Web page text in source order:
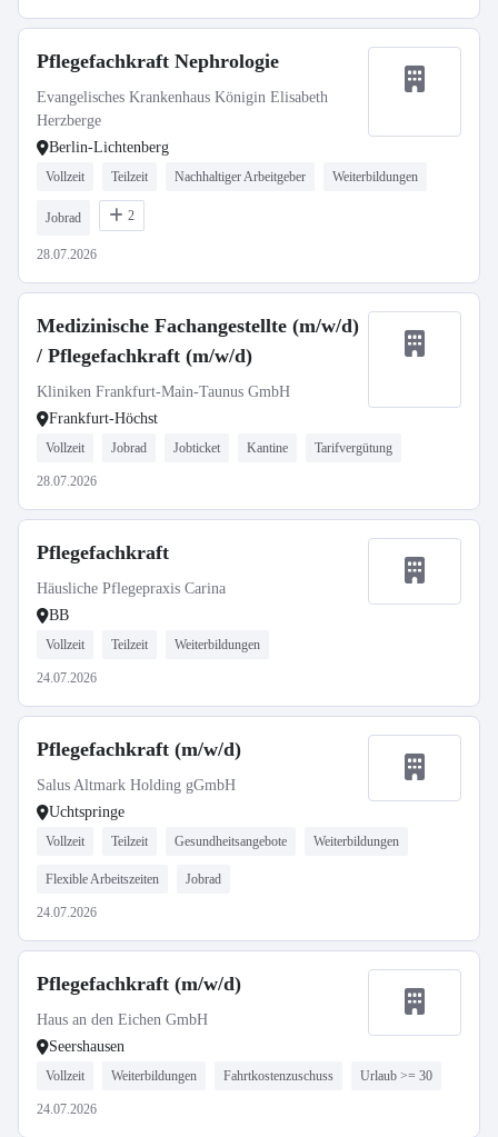
Pflegefachkraft Nephrologie
Evangelisches Krankenhaus Königin Elisabeth
Herzberge
Berlin-Lichtenberg
Vollzeit Teilzeit Nachhaltiger Arbeitgeber Weiterbildungen
Jobrad 2
28.07.2026
Medizinische Fachangestellte (m/w/d)
/ Pflegefachkraft (m/w/d)
Kliniken Frankfurt-Main-Taunus GmbH
Frankfurt-Höchst
Vollzeit Jobrad Jobticket Kantine Tarifvergütung
28.07.2026
Pflegefachkraft
Häusliche Pflegepraxis Carina
BB
Vollzeit Teilzeit Weiterbildungen
24.07.2026
Pflegefachkraft (m/w/d)
Salus Altmark Holding gGmbH
Uchtspringe
Vollzeit Teilzeit Gesundheitsangebote Weiterbildungen
Flexible Arbeitszeiten Jobrad
24.07.2026
Pflegefachkraft (m/w/d)
Haus an den Eichen GmbH
Seershausen
Vollzeit Weiterbildungen Fahrtkostenzuschuss Urlaub >= 30
24.07.2026